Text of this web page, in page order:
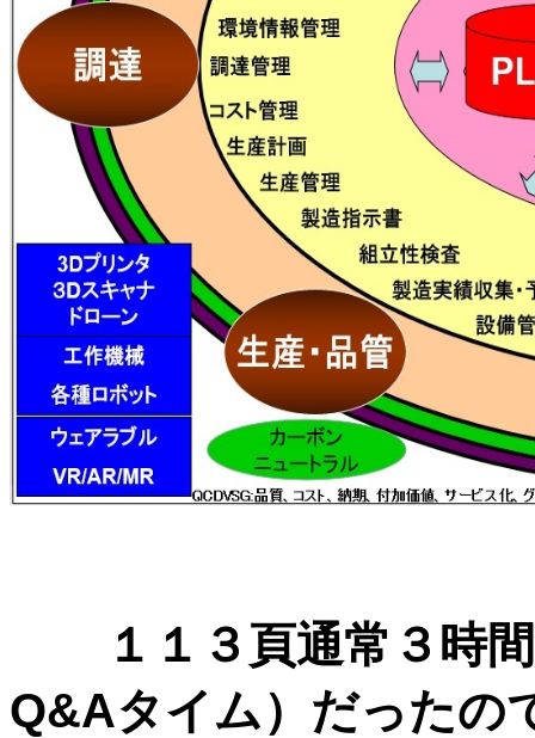
１１３頁通常３時間
Q&Aタイム）だったの